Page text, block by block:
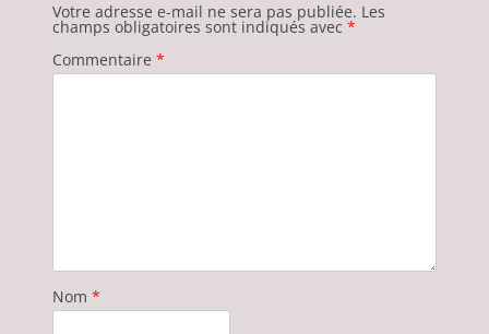
Votre adresse e-mail ne sera pas publiée. Les
champs obligatoires sont indiqués avec *
Commentaire *
Nom *